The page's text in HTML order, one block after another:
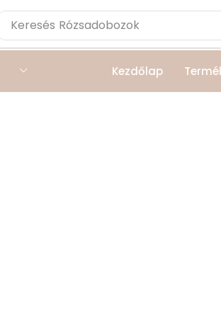
Keresés Rózsadobozok
Kezdőlap